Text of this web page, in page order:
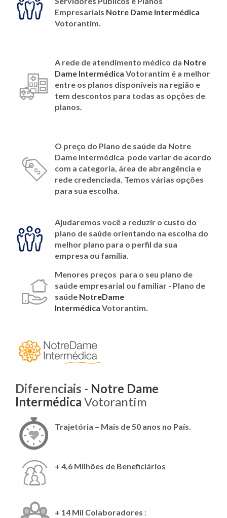
Empresariais Notre Dame Intermédica
Votorantim.
A rede de atendimento médico da Notre
Dame Intermédica Votorantim é a melhor
entre os planos disponíveis na região e
tem descontos para todas as opções de
planos.
O preço do Plano de saúde da Notre
Dame Intermédica pode variar de acordo
com a categoria, área de abrangência e
rede credenciada. Temos várias opções
para sua escolha.
Ajudaremos você a reduzir o custo do
plano de saúde orientando na escolha do
melhor plano para o perfil da sua
empresa ou família.
Menores preços para o seu plano de
saúde empresarial ou familiar - Plano de
saúde NotreDame
Intermédica Votorantim.
Diferenciais - Notre Dame
Intermédica Votorantim
Trajetória – Mais de 50 anos no País.
+ 4,6 Milhões de Beneficiários
+ 14 Mil Colaboradores :